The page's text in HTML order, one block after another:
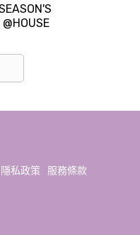
隱私政策 服務條款